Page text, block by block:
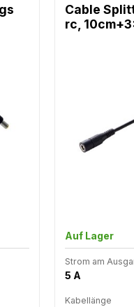
Cable
rc,
Auf Lager
Strom am
5 A
Kabellänge